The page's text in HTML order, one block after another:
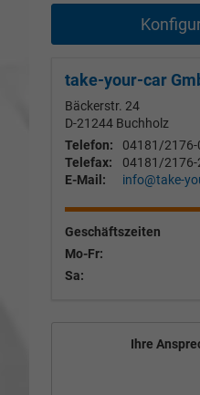
take-your-car
Bäckerstr. 24
D-21244 Buchholz
Telefon:
04181/2176-
Telefax:
04181/2176-
E-Mail:
info@take-
Geschäftszeiten
Mo-Fr:
Sa:
Ihre